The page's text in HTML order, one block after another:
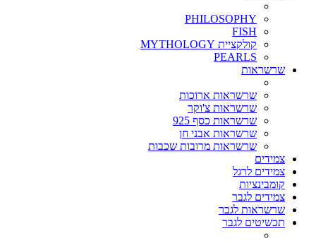
PHILOSOPHY
FISH
קולקציית MYTHOLOGY
PEARLS
שרשראות
שרשראות ארוכות
שרשראות צ'וקר
שרשראות כסף 925
שרשראות אבני חן
שרשראות מרובות שכבות
צמידים
צמידים לרגל
קומבינציות
צמידים לגבר
שרשראות לגבר
תכשיטים לגבר